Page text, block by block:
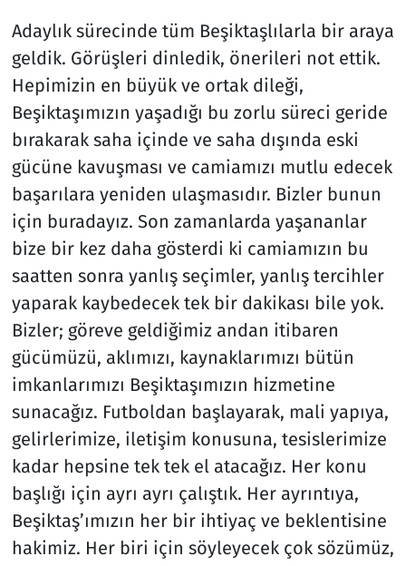
Adaylık sürecinde tüm Beşiktaşlılarla bir araya
geldik. Görüşleri dinledik, önerileri not ettik.
Hepimizin en büyük ve ortak dileği,
Beşiktaşımızın yaşadığı bu zorlu süreci geride
bırakarak saha içinde ve saha dışında eski
gücüne kavuşması ve camiamızı mutlu edecek
başarılara yeniden ulaşmasıdır. Bizler bunun
için buradayız. Son zamanlarda yaşananlar
bize bir kez daha gösterdi ki camiamızın bu
saatten sonra yanlış seçimler, yanlış tercihler
yaparak kaybedecek tek bir dakikası bile yok.
Bizler; göreve geldiğimiz andan itibaren
gücümüzü, aklımızı, kaynaklarımızı bütün
imkanlarımızı Beşiktaşımızın hizmetine
sunacağız. Futboldan başlayarak, mali yapıya,
gelirlerimize, iletişim konusuna, tesislerimize
kadar hepsine tek tek el atacağız. Her konu
başlığı için ayrı ayrı çalıştık. Her ayrıntıya,
Beşiktaş’ımızın her bir ihtiyaç ve beklentisine
hakimiz. Her biri için söyleyecek çok sözümüz,